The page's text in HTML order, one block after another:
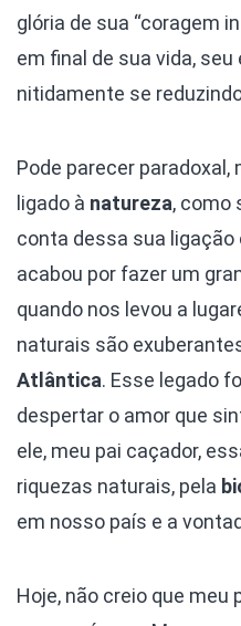
glória de sua “coragem
em final de sua vida,
nitidamente se
Pode parecer paradoxal,
ligado à natureza, como
conta dessa sua ligação
acabou por fazer um
quando nos levou a
naturais são
Atlântica. Esse legado
despertar o amor que
ele, meu pai caçador,
riquezas naturais, pela
em nosso país e a
Hoje, não creio que